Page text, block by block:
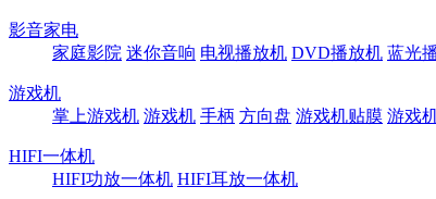
影音家电
家庭影院 迷你音响 电视播放机 DVD播放机 蓝光
游戏机
掌上游戏机 游戏机 手柄 方向盘 游戏机贴膜 游戏
HIFI一体机
HIFI功放一体机 HIFI耳放一体机